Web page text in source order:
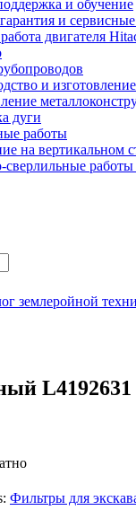
и обучение
и
двигателя
и
дуги
работы
на вертикальном
сверлильные
землеройной
L4192631
Фильтры для